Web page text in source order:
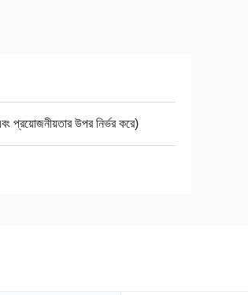
প্রয়োজনীয়তার উপর নির্ভর করে)